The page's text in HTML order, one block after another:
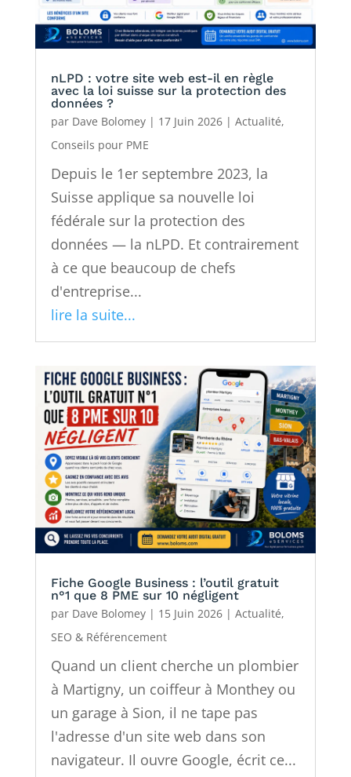
nLPD : votre site web est-il en règle
avec la loi suisse sur la protection des
données ?
par Dave Bolomey| 17 Juin 2026| Actualité,
Conseils pour PME
Depuis le 1er septembre 2023, la
Suisse applique sa nouvelle loi
fédérale sur la protection des
données — la nLPD. Et contrairement
à ce que beaucoup de chefs
d'entreprise...
lire la suite...
Fiche Google Business : l’outil gratuit
n°1 que 8 PME sur 10 négligent
par Dave Bolomey| 15 Juin 2026| Actualité,
SEO & Référencement
Quand un client cherche un plombier
à Martigny, un coiffeur à Monthey ou
un garage à Sion, il ne tape pas
l'adresse d'un site web dans son
navigateur. Il ouvre Google, écrit ce...